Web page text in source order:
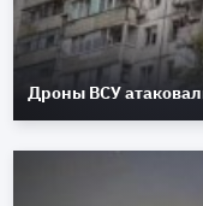
Дроны ВСУ